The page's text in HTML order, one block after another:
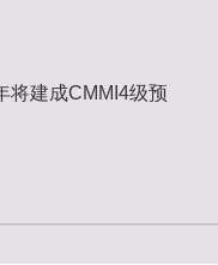
将建成CMMI4级预